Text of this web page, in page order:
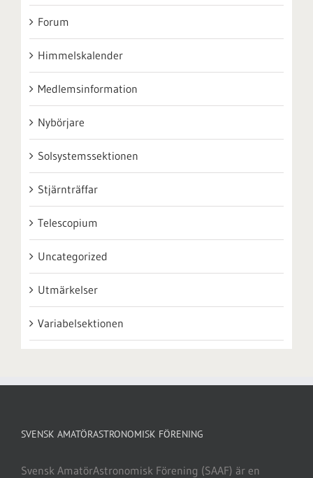
Forum
Himmelskalender
Medlemsinformation
Nybörjare
Solsystemssektionen
Stjärnträffar
Telescopium
Uncategorized
Utmärkelser
Variabelsektionen
SVENSK AMATÖRASTRONOMISK FÖRENING
Svensk AmatörAstronomisk Förening (SAAF) är en